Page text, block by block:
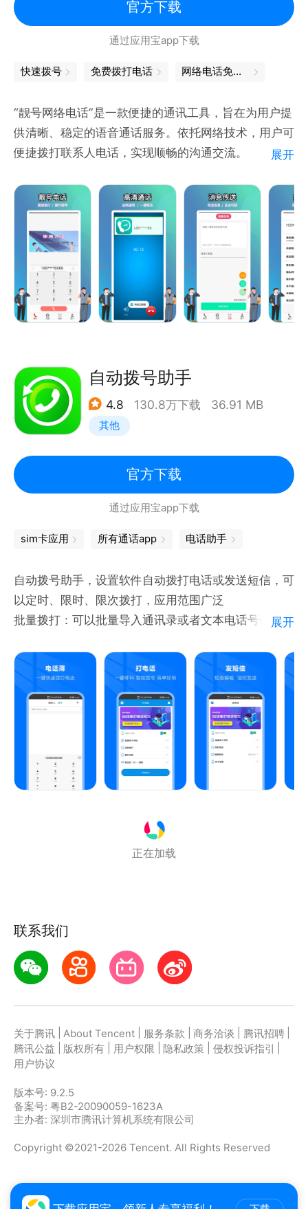
➋—免费时长天天送
注册、签到、活动等等每天免费领时长，不清零哦~
重要电话一键录音，一键导出，十分便捷~
➎—客服MM
微信公众号：千千电话
遇到任何问题，随时联系客服MM，为您提供贴心的服
务。
官方下载
通过应用宝app下载
快速拨号 免费拨打电话 网络电话免费版
“靓号网络电话”是一款便捷的通讯工具，旨在为用户提
供清晰、稳定的语音通话服务。依托网络技术，用户可
便捷拨打联系人电话，实现顺畅的沟通交流。
本工具可提供高质量语音通话体验，即便在低速网络环
境下，仍能保障通话流畅。其界面简洁、操作简便，便
于用户快速发起通话。同时，工具具备较高安全性，采
用加密技术保障用户使用安全。
使用方式：直接在软件内拨打联系人电话即可，无需等
待，可快速建立连接。
台，无论是日常沟通还是商务交流，均可满足用户的各
类需求。
智能消息功能：若您不便拨打电话或电话无法接通，可
展开
自动拨号助手
4.8 130.8万下载 36.91 MB
其他
官方下载
通过应用宝app下载
sim卡应用 所有通话app 电话助手
自动拨号助手，设置软件自动拨打电话或发送短信，可
以定时、限时、限次拨打，应用范围广泛
批量拨打：可以批量导入通讯录或者文本电话号码拨打
限次拨打：限制拨打次数
展开
正在加载
联系我们
关于腾讯 About Tencent 服务条款 商务洽谈 腾讯招聘
腾讯公益
版权所有 用户权限 隐私政策 侵权投诉指引
用户协议
版本号: 9.2.5
备案号: 粤B2-20090059-1623A
主办者: 深圳市腾讯计算机系统有限公司
Copyright ©2021-2026 Tencent. All Rights Reserved